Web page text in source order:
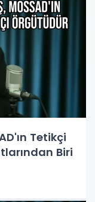
Tetikçi
Biri